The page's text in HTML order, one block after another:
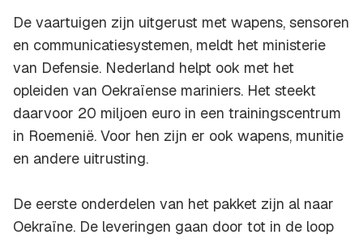
De vaartuigen zijn uitgerust met wapens, sensoren
en communicatiesystemen, meldt het ministerie
van Defensie. Nederland helpt ook met het
opleiden van Oekraïense mariniers. Het steekt
daarvoor 20 miljoen euro in een trainingscentrum
in Roemenië. Voor hen zijn er ook wapens, munitie
en andere uitrusting.
De eerste onderdelen van het pakket zijn al naar
Oekraïne. De leveringen gaan door tot in de loop